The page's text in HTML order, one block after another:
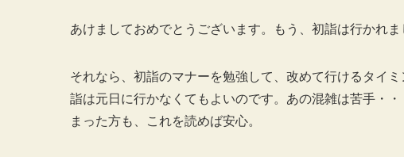
あけましておめでとうございます。もう、初詣は行かれま
それなら、初詣のマナーを勉強して、改めて行けるタイ
詣は元日に行かなくてもよいのです。あの混雑は苦手・
まった方も、これを読めば安心。